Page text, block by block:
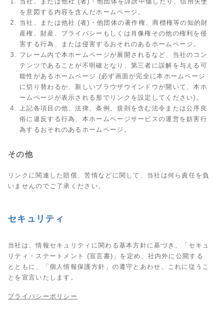
を意図する内容を含んだホームページ。
当社、または他社 (者)・他団体の著作権、商標権等の知的財
産権、財産、プライバシーもしくは肖像権その他の権利を侵
害する行為、または侵害するおそれのあるホームページ。
フレーム内で本ホームページが展開されるなど、当社のコン
テンツであることが不明確となり、第三者に誤解を与える可
能性があるホームページ (必ず画面が完全に本ホームページ
に切り替わるか、新しいブラウザウインドウが開いて、本ホ
ームページが表示される形でリンクを設定してください)。
上記各項目の他、法律、条例、規則を含む法令または公序良
俗に違反する行為、本ホームページサービスの運営を妨害行
為するおそれのあるホームページ。
その他
リンクに関連した賠償、苦情などに関して、当社は何ら責任を負
いませんのでご了承ください。
セキュリティ
当社は、情報セキュリティに関わる基本方針に基づき、「セキュ
リティ・ステートメント (宣言書)」を定め、社内外に公開する
とともに、「個人情報保護方針」の遵守とあわせ、これに従うこ
とを宣言いたします。
プライバシーポリシー